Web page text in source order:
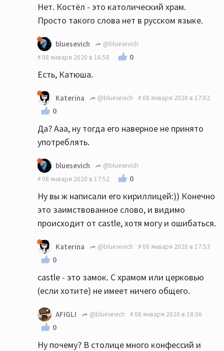
Нет. Костёл - это католический храм.
Просто такого слова нет в русском языке.
bluesevich
@bluesevich
08 января 2020 в 16:58
0
Есть, Катюша.
Katerina @bluesevich 08 января 2020 в 17:02
0
Да? Ааа, ну тогда его наверное не принято
употреблять.
bluesevich
@bluesevich
08 января 2020 в 17:52
0
Ну вы ж написали его кириллицей:)) Конечно
это заимствованное слово, и видимо
происходит от castle, хотя могу и ошибаться.
Katerina @bluesevich 08 января 2020 в 17:53
0
castle - это замок. С храмом или церковью
(если хотите) не имеет ничего общего.
AFIGLI @bluesevich 08 января 2020 в 18:06
0
Ну почему? В столице много конфессий и